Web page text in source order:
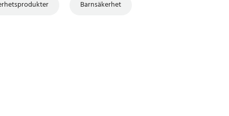
Barnsäkerhet